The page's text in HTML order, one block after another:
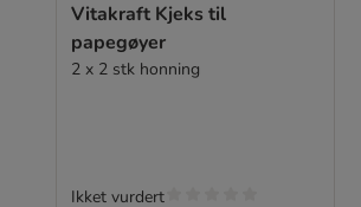
Vitakraft Kjeks til
papegøyer
2 x 2 stk honning
Ikket vurdert